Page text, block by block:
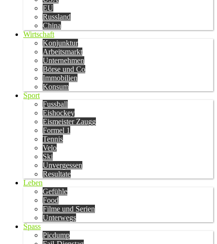
EU
Russland
China
Wirtschaft
Konjunktur
Arbeitsmarkt
Unternehmen
Börse und Co
Immobilien
Konsum
Sport
Fussball
Eishockey
Eismeister Zaugg
Formel 1
Tennis
Velo
Ski
Unvergessen
Resultate
Leben
Gefühle
Food
Filme und Serien
Unterwegs
Spass
Picdump